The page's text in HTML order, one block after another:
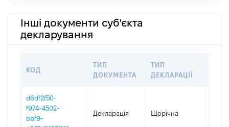
Інші документи суб'єкта
декларування
КОД
ТИП
ДОКУМЕНТА
ТИП
ДЕКЛАРАЦІЇ
d6df2f50-
f974-4502-
bbf9-
Декларація Щорічна